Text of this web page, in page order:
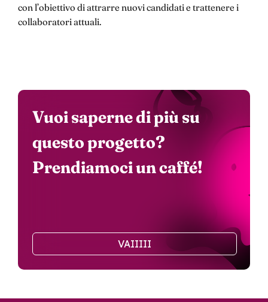
con l’obiettivo di attrarre nuovi candidati e trattenere i
collaboratori attuali.
Vuoi saperne di più su
questo progetto?
Prendiamoci un caffé!
VAIIIII